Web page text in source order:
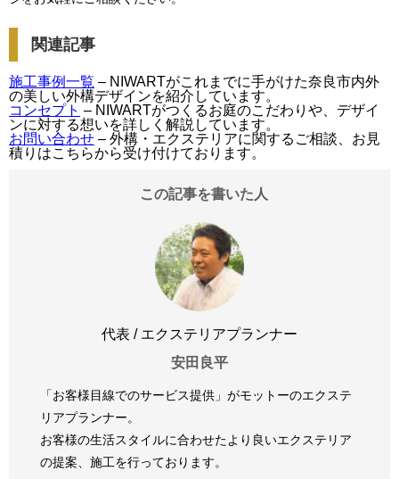
関連記事
施工事例一覧 – NIWARTがこれまでに手がけた奈良市内外
の美しい外構デザインを紹介しています。
コンセプト – NIWARTがつくるお庭のこだわりや、デザイ
ンに対する想いを詳しく解説しています。
お問い合わせ – 外構・エクステリアに関するご相談、お見
積りはこちらから受け付けております。
この記事を書いた人
代表 / エクステリアプランナー
安田良平
「お客様目線でのサービス提供」がモットーのエクステ
リアプランナー。
お客様の生活スタイルに合わせたより良いエクステリア
の提案、 施工を行っております。